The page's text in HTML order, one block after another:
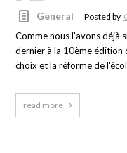
General Posted by
Comme nous l'avons déjà
dernier à la 10ème édition
choix et la réforme de
read more